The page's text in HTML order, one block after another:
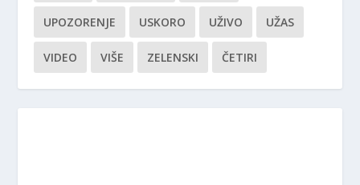
UPOZORENJE USKORO UŽIVO UŽAS
VIDEO VIŠE ZELENSKI ČETIRI